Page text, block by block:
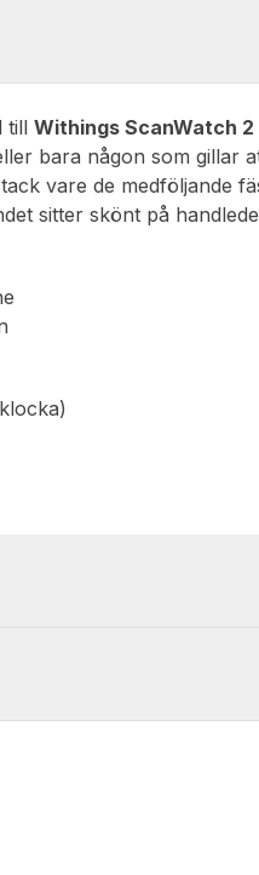
tillWithings ScanWatch 2
bara någon som gillar
vare de medföljande
sitter skönt på